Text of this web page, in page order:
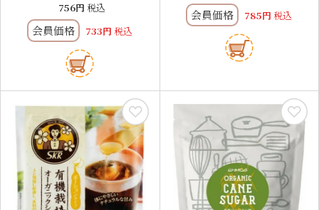
756 税込
会員価格 733 税込
会員価格 785 税込